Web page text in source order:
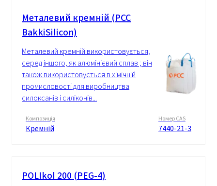
Металевий кремній (PCC
BakkiSilicon)
Металевий кремній використовується,
серед іншого, як алюмінієвий сплав ; він
також використовується в хімічній
промисловості для виробництва
силоксанів і силіконів...
Композиція
Кремній
Номер CAS
7440-21-3
POLIkol 200 (PEG-4)